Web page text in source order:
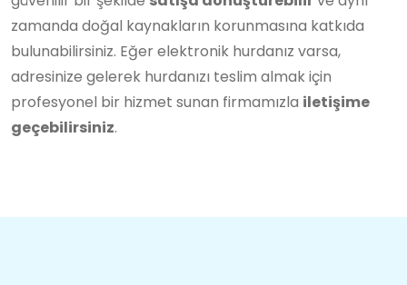
zamanda doğal kaynakların korunmasına katkıda
bulunabilirsiniz. Eğer elektronik hurdanız varsa,
adresinize gelerek hurdanızı teslim almak için
profesyonel bir hizmet sunan firmamızla iletişime
geçebilirsiniz.